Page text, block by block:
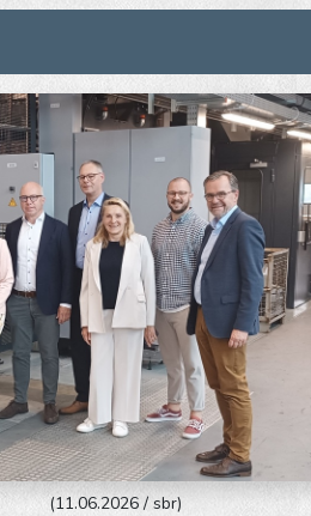
(11.06.2026 / sbr)